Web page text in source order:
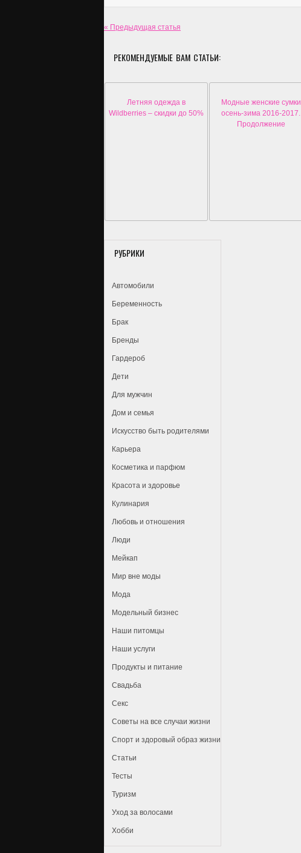
« Предыдущая статья
РЕКОМЕНДУЕМЫЕ ВАМ СТАТЬИ:
Летняя одежда в
Wildberries – скидки до 50%
Модные женские сумки
осень-зима 2016-2017.
Продолжение
РУБРИКИ
Автомобили
Беременность
Брак
Бренды
Гардероб
Дети
Для мужчин
Дом и семья
Искусство быть родителями
Карьера
Косметика и парфюм
Красота и здоровье
Кулинария
Любовь и отношения
Люди
Мейкап
Мир вне моды
Мода
Модельный бизнес
Наши питомцы
Наши услуги
Продукты и питание
Свадьба
Секс
Советы на все случаи жизни
Спорт и здоровый образ жизни
Статьи
Тесты
Туризм
Уход за волосами
Хобби